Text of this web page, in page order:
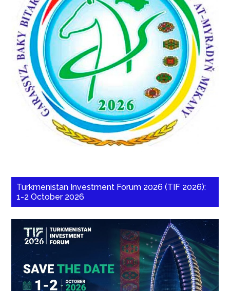
Turkmenistan Investment Forum 2026 (TIF 2026):
1-2 October 2026